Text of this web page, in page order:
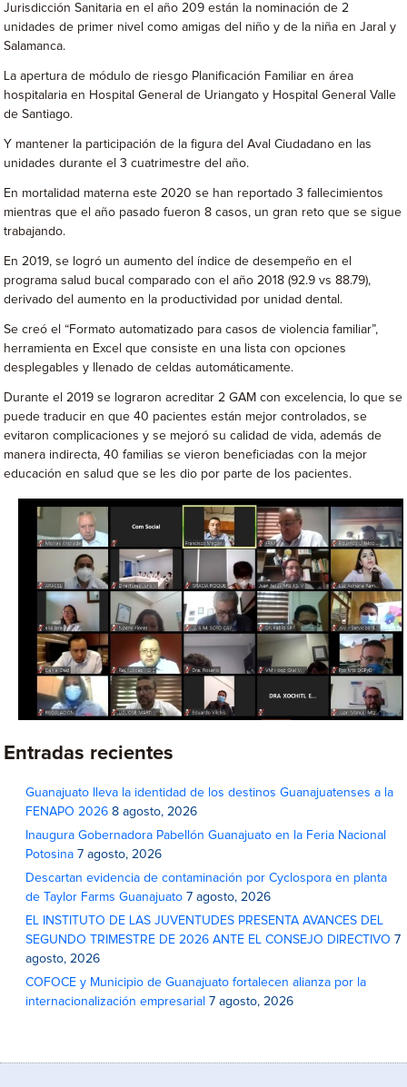
Jurisdicción Sanitaria en el año 209 están la nominación de 2
unidades de primer nivel como amigas del niño y de la niña en Jaral y
Salamanca.
La apertura de módulo de riesgo Planificación Familiar en área
hospitalaria en Hospital General de Uriangato y Hospital General Valle
de Santiago.
Y mantener la participación de la figura del Aval Ciudadano en las
unidades durante el 3 cuatrimestre del año.
En mortalidad materna este 2020 se han reportado 3 fallecimientos
mientras que el año pasado fueron 8 casos, un gran reto que se sigue
trabajando.
En 2019, se logró un aumento del índice de desempeño en el
programa salud bucal comparado con el año 2018 (92.9 vs 88.79),
derivado del aumento en la productividad por unidad dental.
Se creó el “Formato automatizado para casos de violencia familiar”,
herramienta en Excel que consiste en una lista con opciones
desplegables y llenado de celdas automáticamente.
Durante el 2019 se lograron acreditar 2 GAM con excelencia, lo que se
puede traducir en que 40 pacientes están mejor controlados, se
evitaron complicaciones y se mejoró su calidad de vida, además de
manera indirecta, 40 familias se vieron beneficiadas con la mejor
educación en salud que se les dio por parte de los pacientes.
Entradas recientes
Guanajuato lleva la identidad de los destinos Guanajuatenses a la
FENAPO 2026 8 agosto, 2026
Inaugura Gobernadora Pabellón Guanajuato en la Feria Nacional
Potosina 7 agosto, 2026
Descartan evidencia de contaminación por Cyclospora en planta
de Taylor Farms Guanajuato 7 agosto, 2026
EL INSTITUTO DE LAS JUVENTUDES PRESENTA AVANCES DEL
SEGUNDO TRIMESTRE DE 2026 ANTE EL CONSEJO DIRECTIVO 7
agosto, 2026
COFOCE y Municipio de Guanajuato fortalecen alianza por la
internacionalización empresarial 7 agosto, 2026